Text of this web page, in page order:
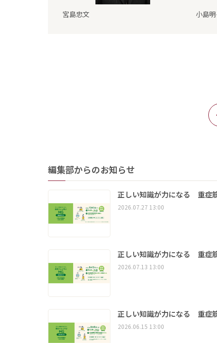
宮島忠文 小島
編集部からのお知らせ
正しい知識が力になる 重症
2026.07.27 13:00
正しい知識が力になる 重症
2026.07.13 13:00
正しい知識が力になる 重症
2026.06.15 13:00